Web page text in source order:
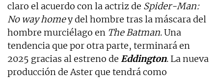
claro el acuerdo con la actriz de Spider-Man:
No way homey del hombre tras la máscara del
hombre murciélago en The Batman. Una
tendencia que por otra parte, terminará en
2025 gracias al estreno de Eddington. La nueva
producción de Aster que tendrá como